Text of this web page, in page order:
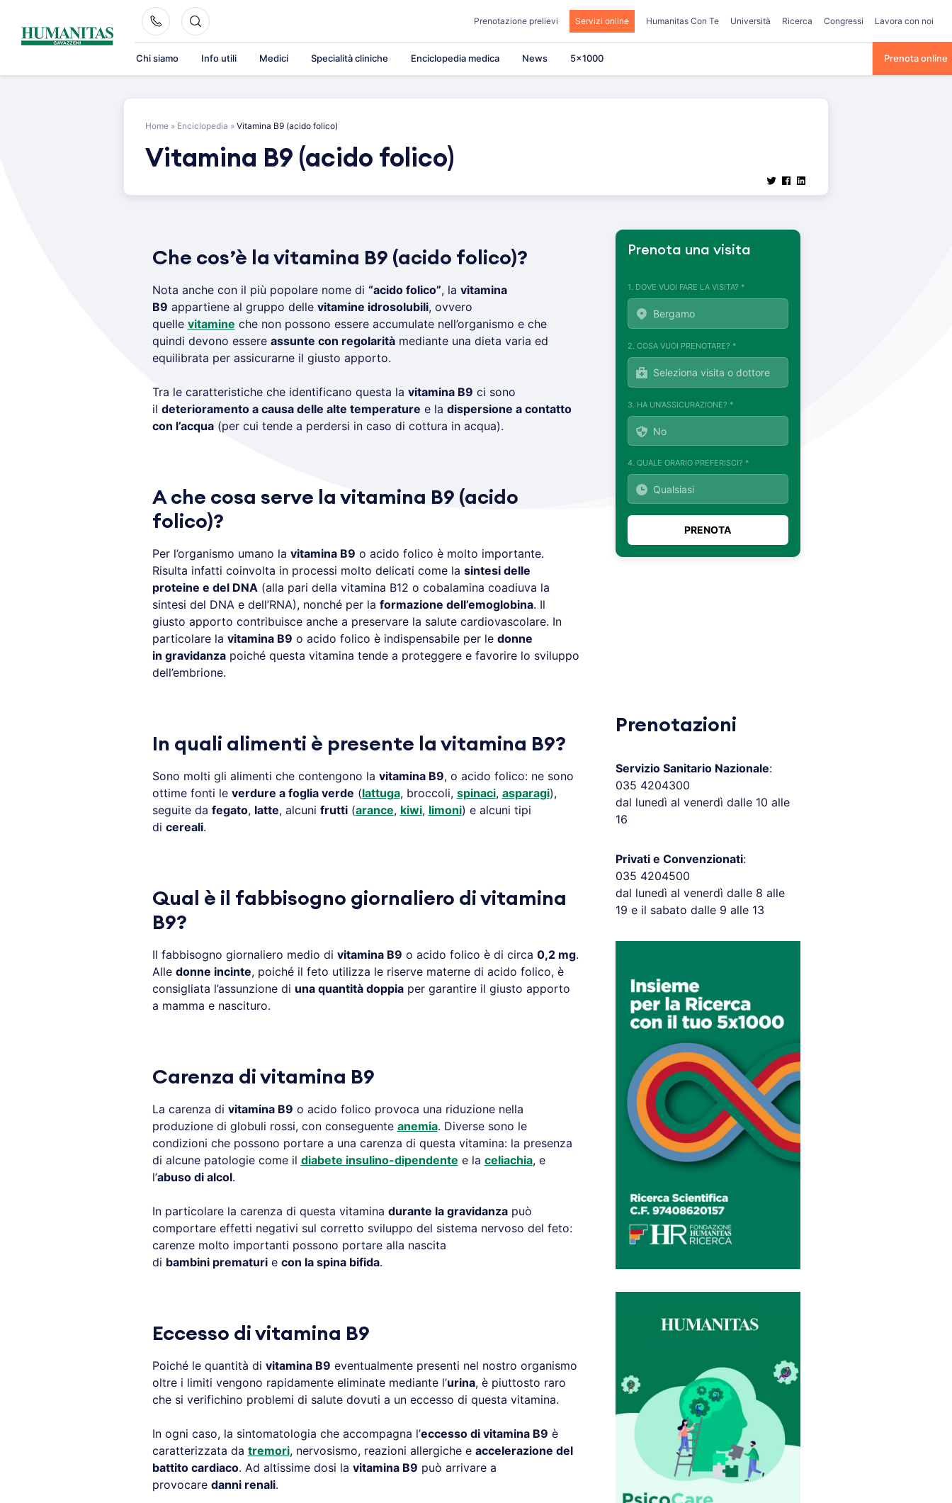
content
Prenotazione prelievi Servizi online Humanitas Con Te Università Ricerca Congressi Lavora con noi
Chi siamo Info utili Medici Specialità cliniche Enciclopedia medica News 5×1000 Prenota online
Home » Enciclopedia » Vitamina B9 (acido folico)
Vitamina B9 (acido folico)
Che cos’è la vitamina B9 (acido folico)?
Nota anche con il più popolare nome di “acido folico”, la vitamina
B9 appartiene al gruppo delle vitamine idrosolubili, ovvero
quelle vitamine che non possono essere accumulate nell’organismo e che
quindi devono essere assunte con regolaritàmediante una dieta varia ed
equilibrata per assicurarne il giusto apporto.
Tra le caratteristiche che identificano questa la vitamina B9 ci sono
il deterioramento a causa delle alte temperature e la dispersione a contatto
con l’acqua(per cui tende a perdersi in caso di cottura in acqua).
A che cosa serve la vitamina B9 (acido
folico)?
Per l’organismo umano la vitamina B9 o acido folico è molto importante.
Risulta infatti coinvolta in processi molto delicati come la sintesi delle
proteine e del DNA(alla pari della vitamina B12 o cobalamina coadiuva la
sintesi del DNA e dell’RNA), nonché per la formazione dell’emoglobina. Il
giusto apporto contribuisce anche a preservare la salute cardiovascolare. In
particolare la vitamina B9 o acido folico è indispensabile per le donne
in gravidanzapoiché questa vitamina tende a proteggere e favorire lo sviluppo
dell’embrione.
In quali alimenti è presente la vitamina B9?
Sono molti gli alimenti che contengono la vitamina B9, o acido folico: ne sono
ottime fonti le verdure a foglia verde (lattuga, broccoli, spinaci, asparagi),
seguite da fegato, latte, alcuni frutti(arance, kiwi, limoni) e alcuni tipi
di cereali.
Qual è il fabbisogno giornaliero di vitamina
B9?
Il fabbisogno giornaliero medio di vitamina B9 o acido folico è di circa 0,2 mg.
Alle donne incinte, poiché il feto utilizza le riserve materne di acido folico, è
consigliata l’assunzione di una quantità doppiaper garantire il giusto apporto
a mamma e nascituro.
Carenza di vitamina B9
La carenza di vitamina B9 o acido folico provoca una riduzione nella
produzione di globuli rossi, con conseguente anemia. Diverse sono le
condizioni che possono portare a una carenza di questa vitamina: la presenza
di alcune patologie come il diabete insulino-dipendente e la celiachia, e
l’abuso di alcol.
In particolare la carenza di questa vitamina durante la gravidanzapuò
comportare effetti negativi sul corretto sviluppo del sistema nervoso del feto:
carenze molto importanti possono portare alla nascita
di bambini prematurie con la spina bifida.
Eccesso di vitamina B9
Poiché le quantità di vitamina B9 eventualmente presenti nel nostro organismo
oltre i limiti vengono rapidamente eliminate mediante l’urina, è piuttosto raro
che si verifichino problemi di salute dovuti a un eccesso di questa vitamina.
In ogni caso, la sintomatologia che accompagna l’eccesso di vitamina B9 è
caratterizzata da tremori, nervosismo, reazioni allergiche e accelerazione del
battito cardiaco. Ad altissime dosi la vitamina B9 può arrivare a
provocare danni renali.
Prenota una visita
1. DOVE VUOI FARE LA VISITA? *
2. COSA VUOI PRENOTARE? *
3. HA UN'ASSICURAZIONE? *
4. QUALE ORARIO PREFERISCI? *
Prenotazioni
Servizio Sanitario Nazionale:
035 4204300
dal lunedì al venerdì dalle 10 alle
16
Privati e Convenzionati:
035 4204500
dal lunedì al venerdì dalle 8 alle
19 e il sabato dalle 9 alle 13